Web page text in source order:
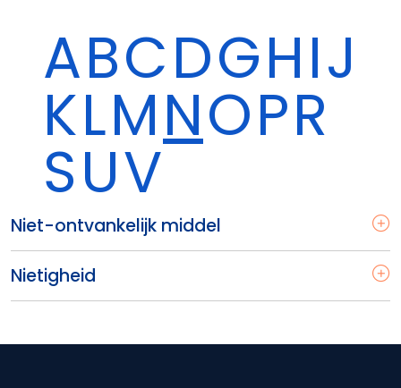
ABCDGHIJ
KLMNOPR
SUV
Niet-ontvankelijk middel
Nietigheid